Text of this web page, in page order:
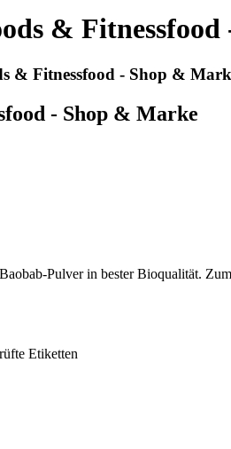
&
& Fitnessfood - Shop &
- Shop & Marke
Pulver in bester Bioqualität.
Etiketten